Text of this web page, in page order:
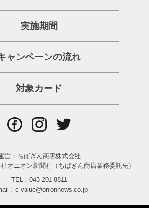
実施期間
ャンペーンの流れ
対象カード
営：ちばぎん商店株式会社
オニオン新聞社（ちばぎん商店業務委託先）
TEL：043-201-8811
：c-value@onionnews.co.jp